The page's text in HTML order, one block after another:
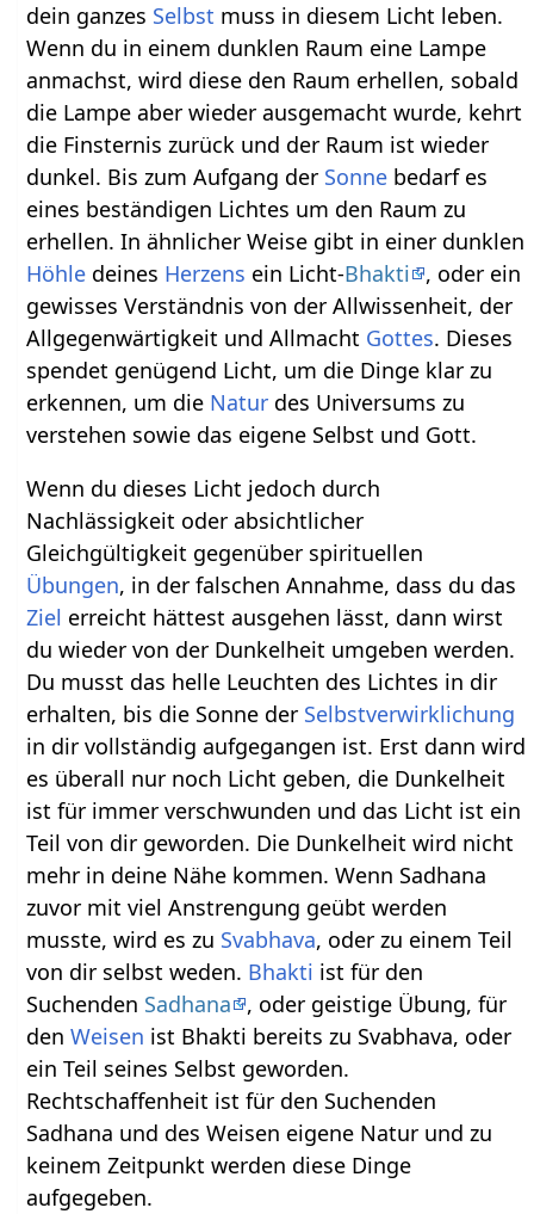
dein ganzes Selbst muss in diesem Licht leben.
Wenn du in einem dunklen Raum eine Lampe
anmachst, wird diese den Raum erhellen, sobald
die Lampe aber wieder ausgemacht wurde, kehrt
die Finsternis zurück und der Raum ist wieder
dunkel. Bis zum Aufgang der Sonne bedarf es
eines beständigen Lichtes um den Raum zu
erhellen. In ähnlicher Weise gibt in einer dunklen
Höhle deines Herzens ein Licht-Bhakti
, oder ein
gewisses Verständnis von der Allwissenheit, der
Allgegenwärtigkeit und Allmacht Gottes. Dieses
spendet genügend Licht, um die Dinge klar zu
erkennen, um die Natur des Universums zu
verstehen sowie das eigene Selbst und Gott.
Wenn du dieses Licht jedoch durch
Nachlässigkeit oder absichtlicher
Gleichgültigkeit gegenüber spirituellen
Übungen, in der falschen Annahme, dass du das
Ziel erreicht hättest ausgehen lässt, dann wirst
du wieder von der Dunkelheit umgeben werden.
Du musst das helle Leuchten des Lichtes in dir
erhalten, bis die Sonne der Selbstverwirklichung
in dir vollständig aufgegangen ist. Erst dann wird
es überall nur noch Licht geben, die Dunkelheit
ist für immer verschwunden und das Licht ist ein
Teil von dir geworden. Die Dunkelheit wird nicht
mehr in deine Nähe kommen. Wenn Sadhana
zuvor mit viel Anstrengung geübt werden
musste, wird es zu Svabhava, oder zu einem Teil
von dir selbst weden. Bhakti ist für den
Suchenden Sadhana
, oder geistige Übung, für
denWeisen ist Bhakti bereits zu Svabhava, oder
ein Teil seines Selbst geworden.
Rechtschaffenheit ist für den Suchenden
Sadhana und des Weisen eigene Natur und zu
keinem Zeitpunkt werden diese Dinge
aufgegeben.